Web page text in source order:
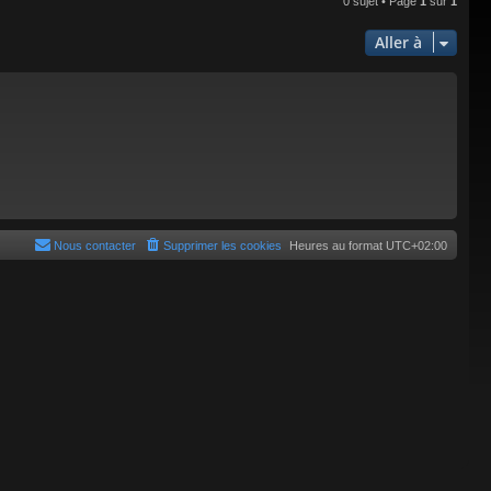
Aller à
Heures au format UTC+02:00
Supprimer les cookies
Nous contacter